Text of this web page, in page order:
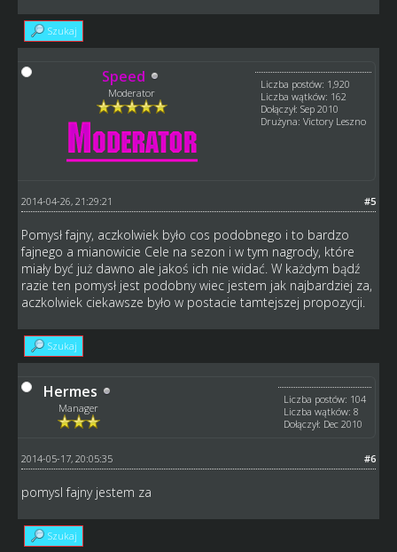
Szukaj
Speed
Moderator
Liczba postów: 1,920
Liczba wątków: 162
Dołączył: Sep 2010
Drużyna: Victory Leszno
#5
2014-04-26, 21:29:21
Pomysł fajny, aczkolwiek było cos podobnego i to bardzo
fajnego a mianowicie Cele na sezon i w tym nagrody, które
miały być już dawno ale jakoś ich nie widać. W każdym bądź
razie ten pomysł jest podobny wiec jestem jak najbardziej za,
aczkolwiek ciekawsze było w postacie tamtejszej propozycji.
Szukaj
Hermes
Manager
Liczba postów: 104
Liczba wątków: 8
Dołączył: Dec 2010
#6
2014-05-17, 20:05:35
pomysl fajny jestem za
Szukaj